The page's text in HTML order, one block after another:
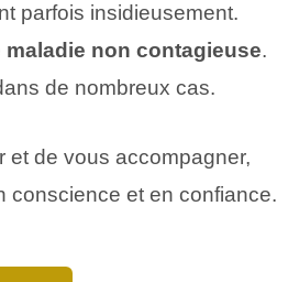
parfois insidieusement.
maladie non contagieuse.
de nombreux cas.
et de vous accompagner,
conscience et en confiance.